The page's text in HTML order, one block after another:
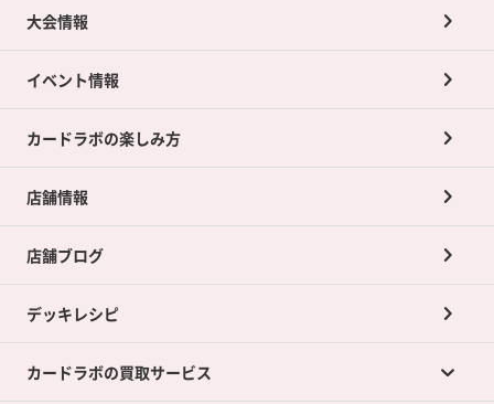
大会情報
イベント情報
カードラボの楽しみ方
店舗情報
店舗ブログ
デッキレシピ
カードラボの買取サービス